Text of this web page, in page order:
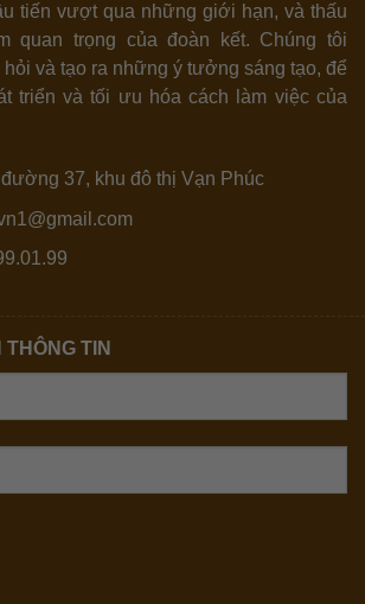
tiến vượt qua những giới hạn, và thấu
quan trọng của đoàn kết. Chúng tôi
và tạo ra những ý tưởng sáng tạo, để
triển và tối ưu hóa cách làm việc của
37, khu đô thị Vạn Phúc
TIN